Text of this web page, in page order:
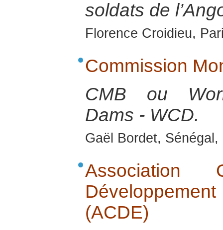
soldats de
Florence Croidieu,
Commission
CMB ou
Dams - WCD.
Gaël Bordet,
(ACDE)